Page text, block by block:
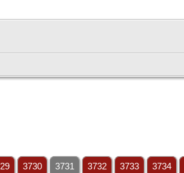
3730 3731 3732 3733 3734